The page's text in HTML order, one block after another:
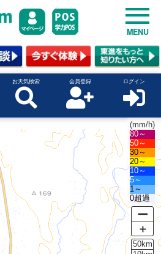
MENU
お天気検索 会員登録 ログイン
(mm/h)
80～
50～
30～
20～
10～
5～
1～
0超過
ー
＋
50km